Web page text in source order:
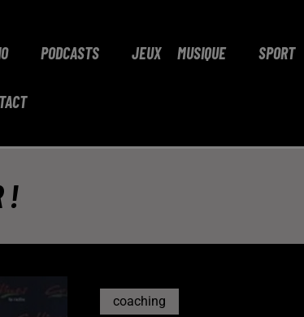
PODCASTS JEUX MUSIQUE SPORT
!
coaching